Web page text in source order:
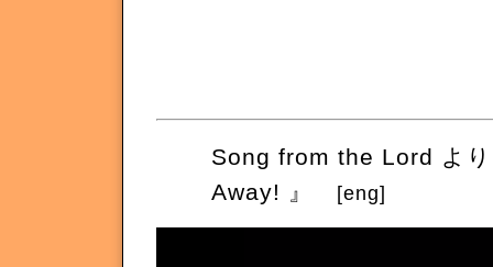
Song from the Lord よ
Away! 』
[eng]